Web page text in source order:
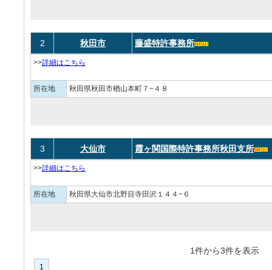
2 秋田市 藤盛特許事務所
>>詳細はこちら
所在地 秋田県秋田市楢山本町７−４８
3 大仙市 霞ヶ関国際特許事務所秋田支所
>>詳細はこちら
所在地 秋田県大仙市北野目寺田沢１４４−６
1件から3件を表
1